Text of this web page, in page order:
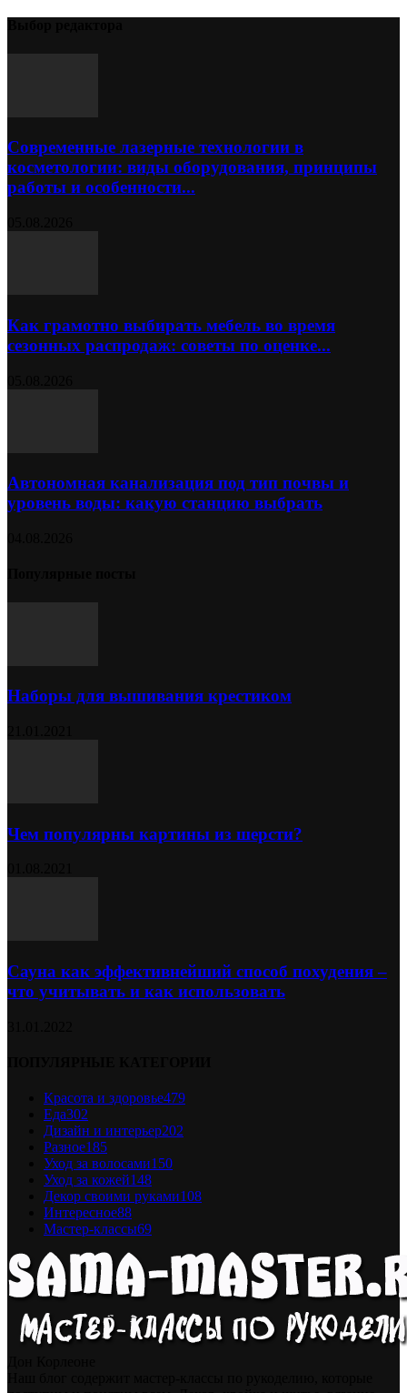
Современные лазерные технологии в
косметологии: виды оборудования, принципы
работы и особенности...
Как грамотно выбирать мебель во время
сезонных распродаж: советы по оценке...
Автономная канализация под тип почвы и
уровень воды: какую станцию выбрать
Наборы для вышивания крестиком
Чем популярны картины из шерсти?
Сауна как эффективнейший способ похудения –
что учитывать и как использовать
Красота и здоровье479
Еда302
Дизайн и интерьер202
Разное185
Уход за волосами150
Уход за кожей148
Декор своими руками108
Интересное88
Мастер-классы69